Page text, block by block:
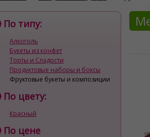
По типу:
Алкоголь
Букеты из конфет
Торты и Cладости
Продуктовые наборы и боксы
Фруктовые букеты и композиции
По цвету:
Красный
По цене